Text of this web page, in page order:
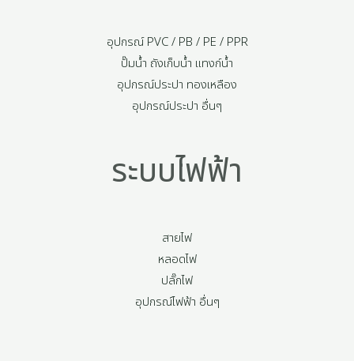
อุปกรณ์ PVC / PB / PE / PPR
ปั๊มน้ำ ถังเก็บน้ำ แทงก์น้ำ
อุปกรณ์ประปา ทองเหลือง
อุปกรณ์ประปา อื่นๆ
ระบบไฟฟ้า
สายไฟ
หลอดไฟ
ปลั๊กไฟ
อุปกรณ์ไฟฟ้า อื่นๆ